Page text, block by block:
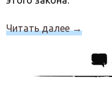
Читать далее→